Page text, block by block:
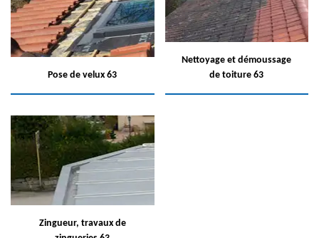
Pose de velux 63
Nettoyage et démoussage
de toiture 63
Zingueur, travaux de